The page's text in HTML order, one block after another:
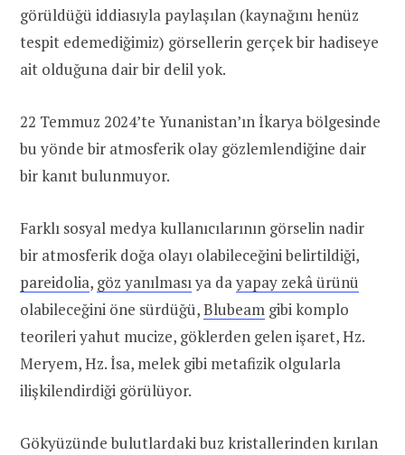
görüldüğü iddiasıyla paylaşılan (kaynağını henüz
tespit edemediğimiz) görsellerin gerçek bir hadiseye
ait olduğuna dair bir delil yok.
22 Temmuz 2024’te Yunanistan’ın İkarya bölgesinde
bu yönde bir atmosferik olay gözlemlendiğine dair
bir kanıt bulunmuyor.
Farklı sosyal medya kullanıcılarının görselin nadir
bir atmosferik doğa olayı olabileceğini belirtildiği,
pareidolia, göz yanılmasıya dayapay zekâ ürünü
olabileceğini öne sürdüğü,Blubeam gibi komplo
teorileri yahut mucize, göklerden gelen işaret, Hz.
Meryem, Hz. İsa, melek gibi metafizik olgularla
ilişkilendirdiği görülüyor.
Gökyüzünde bulutlardaki buz kristallerinden kırılan